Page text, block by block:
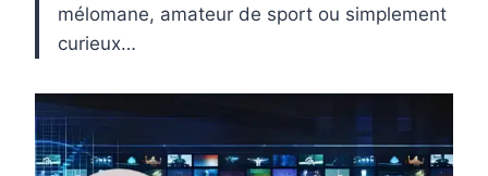
mélomane, amateur de sport ou simplement
curieux…